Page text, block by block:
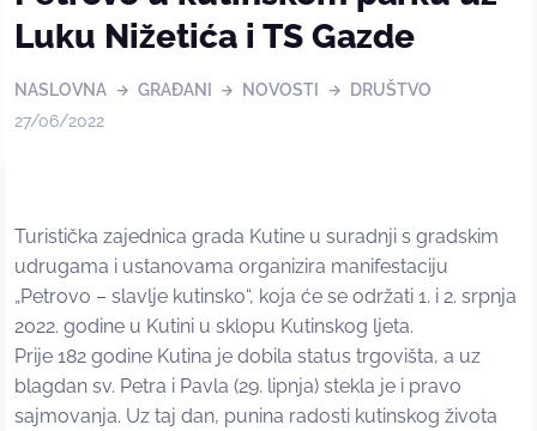
Luku Nižetića i TS Gazde
NASLOVNA GRAĐANI NOVOSTI
DRUŠTVO
27/06/2022
Turistička zajednica grada Kutine u suradnji s gradskim
udrugama i ustanovama organizira manifestaciju
„Petrovo – slavlje kutinsko“, koja će se održati 1. i 2. srpnja
2022. godine u Kutini u sklopu Kutinskog ljeta.
Prije 182 godine Kutina je dobila status trgovišta, a uz
blagdan sv. Petra i Pavla (29. lipnja) stekla je i pravo
sajmovanja. Uz taj dan, punina radosti kutinskog života